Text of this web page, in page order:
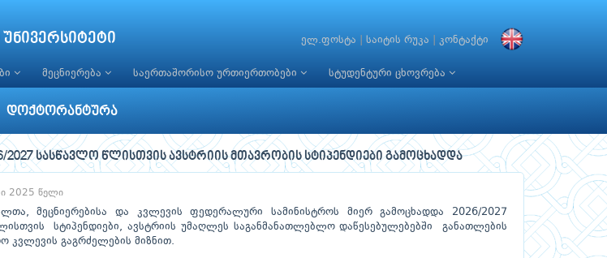
ელ.ფოსტა საიტის რუკა კონტაქტი
მეცნიერება საერთაშორისო ურთიერთობები სტუდენტური ცხოვრება
დოქტორანტურა
2027 სასწავლო წლისთვის ავსტრიის მთავრობის სტიპენდიები გამოცხადდა
2025 წელი
მეცნიერებისა და კვლევის ფედერალური სამინისტროს მიერ გამოცხადდა 2026/2027
სტიპენდიები, ავსტრიის უმაღლეს საგანმანათლებლო დაწესებულებებში განათლების
კვლევის გაგრძელების მიზნით.